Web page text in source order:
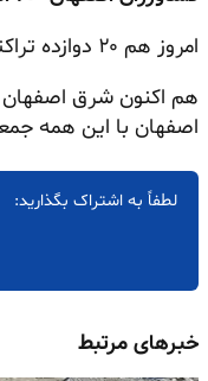
امروز هم ۲۰ دوازده تراکتورها سازماندهی شد و جاش مشخص شد. اینجا شهرک. همینجا تراکتورها.
هم اکنون شرق
اصفهان با این همه
لطفاً به اشتراک بگذارید:
خبرهای مرتبط